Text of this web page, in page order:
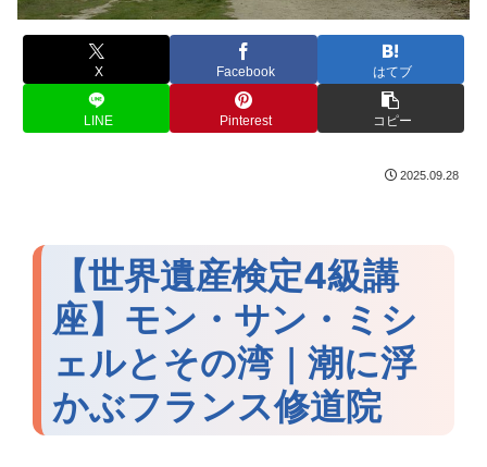
X Facebook はてブ
LINE Pinterest コピー
2025.09.28
【世界遺産検定4級講
座】モン・サン・ミシ
ェルとその湾｜潮に浮
かぶフランス修道院